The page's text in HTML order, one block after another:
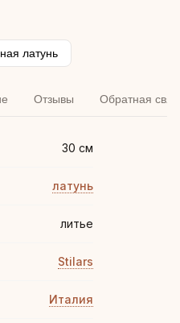
латунь
Отзывы Обратная
30 см
латунь
литье
Stilars
Италия